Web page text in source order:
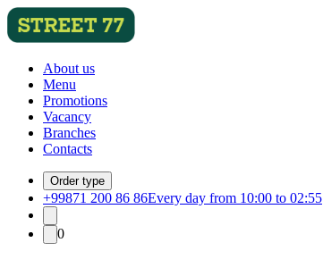
About us
Menu
Promotions
Vacancy
Branches
Contacts
Order type
+99871 200 86 86Every day from 10:00 to 02:55
0